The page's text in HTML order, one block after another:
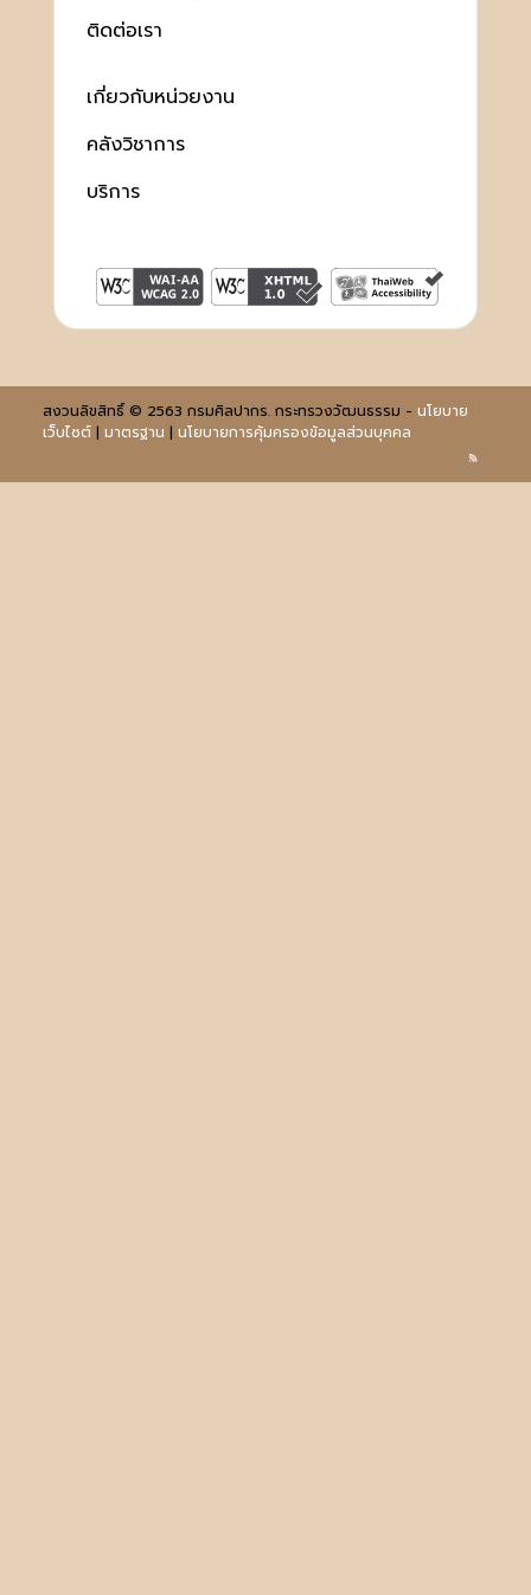
ติดต่อเรา
เกี่ยวกับหน่วยงาน
คลังวิชาการ
บริการ
สงวนลิขสิทธิ์ © 2563 กรมศิลปากร. กระทรวงวัฒนธรรม - นโยบาย
เว็บไซต์| มาตรฐาน | นโยบายการคุ้มครองข้อมูลส่วนบุคคล